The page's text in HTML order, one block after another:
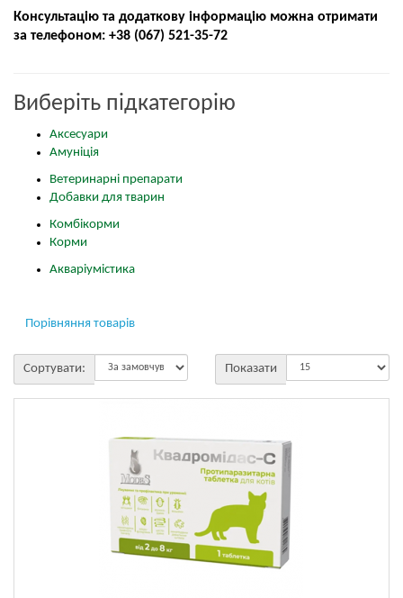
Консультацію та додаткову інформацію можна отримати
за телефоном: +38 (067) 521-35-72
Виберіть підкатегорію
Аксесуари
Амуніція
Ветеринарні препарати
Добавки для тварин
Комбікорми
Корми
Акваріумістика
Порівняння товарів
Сортувати: Показати